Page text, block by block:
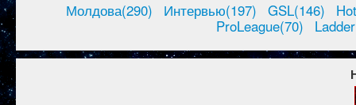
Молдова(290) Интервью(197) GSL(146)
ProLeague(70)